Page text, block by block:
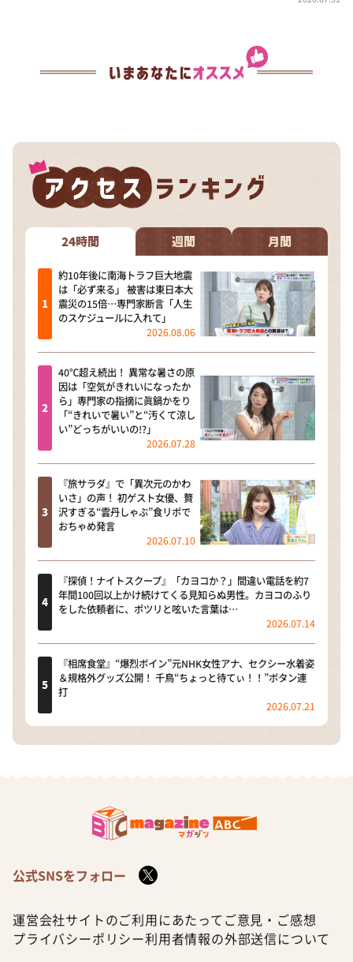
24時間 週間 月間
約10年後に南海トラフ巨大地震
は「必ず来る」 被害は東日本大
震災の15倍…専門家断言「人生
のスケジュールに入れて」
2026.08.06
40℃超え続出！ 異常な暑さの原
因は「空気がきれいになったか
ら」専門家の指摘に眞鍋かをり
「“きれいで暑い”と“汚くて涼し
い”どっちがいいの!?」
2026.07.28
『旅サラダ』で「異次元のかわ
いさ」の声！ 初ゲスト女優、贅
沢すぎる“雲丹しゃぶ”食リポで
おちゃめ発言
2026.07.10
『探偵！ナイトスクープ』「カヨコか？」間違い電話を約7
年間100回以上かけ続けてくる見知らぬ男性。カヨコのふり
をした依頼者に、ポツリと呟いた言葉は…
2026.07.14
『相席食堂』“爆烈ボイン”元NHK女性アナ、セクシー水着姿
＆規格外グッズ公開！ 千鳥“ちょっと待てぃ！！”ボタン連
打
2026.07.21
公式SNSをフォロー
運営会社サイトのご利用にあたって ご意見・ご感想
プライバシーポリシー利用者情報の外部送信について